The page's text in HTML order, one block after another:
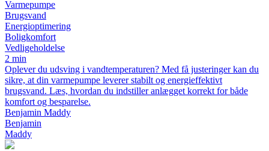
Varmepumpe
Brugsvand
Energioptimering
Boligkomfort
Vedligeholdelse
2 min
Oplever du udsving i vandtemperaturen? Med få justeringer kan du
sikre, at din varmepumpe leverer stabilt og energieffektivt
brugsvand. Læs, hvordan du indstiller anlægget korrekt for både
komfort og besparelse.
Benjamin Maddy
Benjamin
Maddy